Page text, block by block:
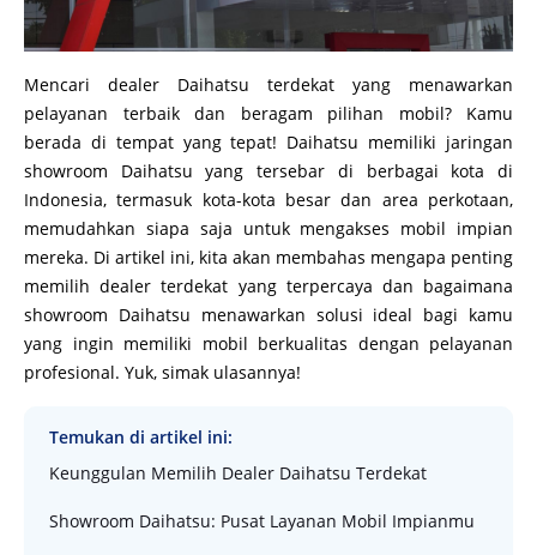
Mencari dealer Daihatsu terdekat yang menawarkan
pelayanan terbaik dan beragam pilihan mobil? Kamu
berada di tempat yang tepat! Daihatsu memiliki jaringan
showroom Daihatsu yang tersebar di berbagai kota di
Indonesia, termasuk kota-kota besar dan area perkotaan,
memudahkan siapa saja untuk mengakses mobil impian
mereka. Di artikel ini, kita akan membahas mengapa penting
memilih dealer terdekat yang terpercaya dan bagaimana
showroom Daihatsu menawarkan solusi ideal bagi kamu
yang ingin memiliki mobil berkualitas dengan pelayanan
profesional. Yuk, simak ulasannya!
Temukan di artikel ini:
Keunggulan Memilih Dealer Daihatsu Terdekat
Showroom Daihatsu: Pusat Layanan Mobil Impianmu